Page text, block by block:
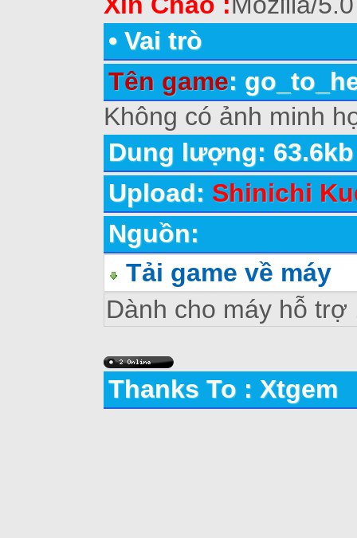
• Vai trò
Tên game:
Không có ảnh minh
Dung lượng: 63.6kb
Upload: Shinichi
Nguồn:
Tải game về máy
Dành cho máy hỗ trợ
Thanks To : Xtgem